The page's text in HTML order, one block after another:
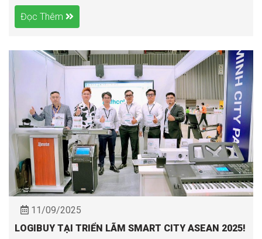
Đọc Thêm
11/09/2025
LOGIBUY TẠI TRIỂN LÃM SMART CITY ASEAN 2025!